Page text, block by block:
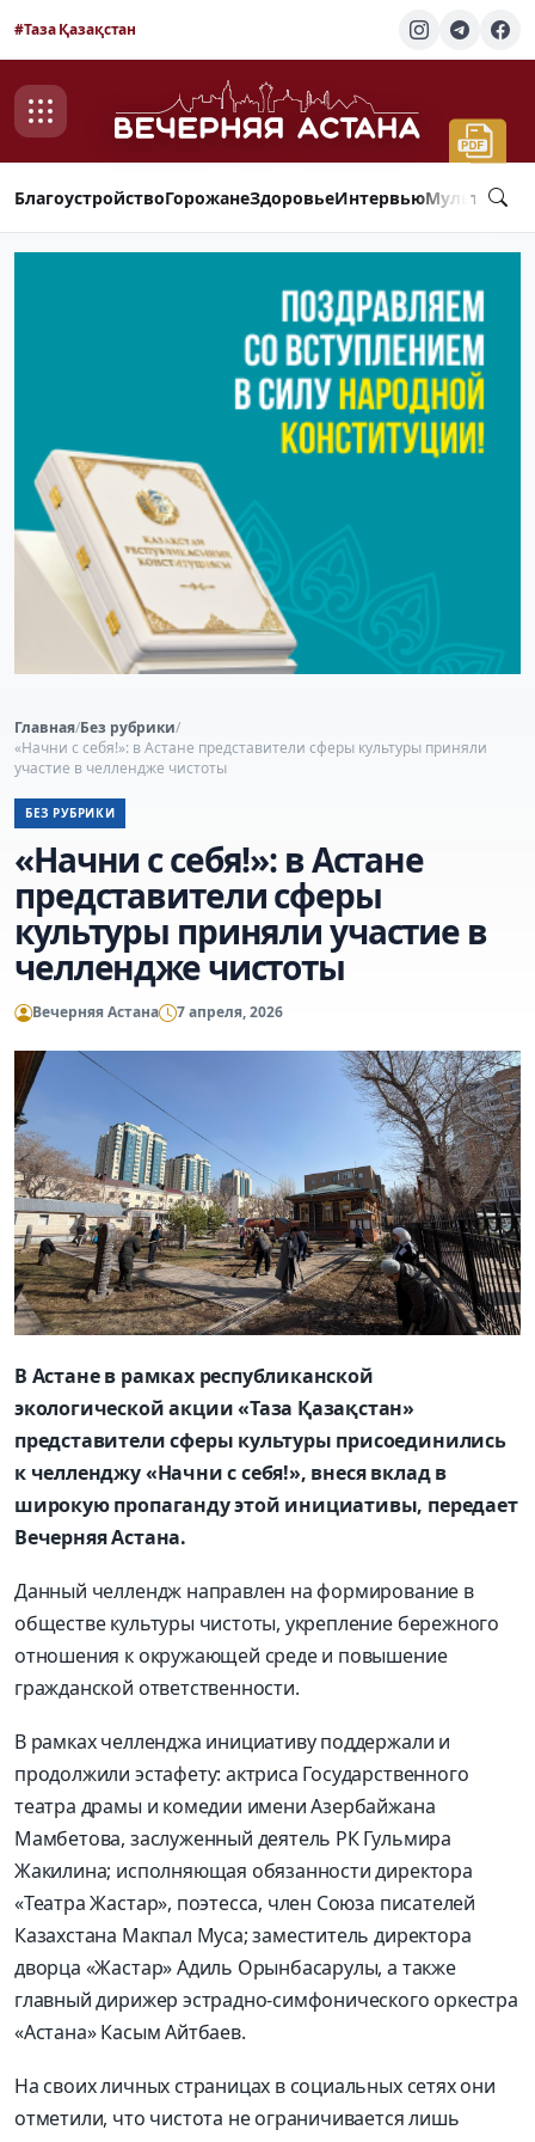
#Таза Қазақстан
БлагоустройствоГорожанеЗдоровьеИнтервью
Главная/Без рубрики/
«Начни с себя!»: в Астане представители сферы культуры приняли
участие в челлендже чистоты
БЕЗ РУБРИКИ
«Начни с себя!»: в Астане
представители сферы
культуры приняли участие в
челлендже чистоты
Вечерняя Астана 7 апреля, 2026
В Астане в рамках республиканской
экологической акции «Таза Қазақстан»
представители сферы культуры присоединились
к челленджу «Начни с себя!», внеся вклад в
широкую пропаганду этой инициативы, передает
Вечерняя Астана.
Данный челлендж направлен на формирование в
обществе культуры чистоты, укрепление бережного
отношения к окружающей среде и повышение
гражданской ответственности.
В рамках челленджа инициативу поддержали и
продолжили эстафету: актриса Государственного
театра драмы и комедии имени Азербайжана
Мамбетова, заслуженный деятель РК Гульмира
Жакилина; исполняющая обязанности директора
«Театра Жастар», поэтесса, член Союза писателей
Казахстана Макпал Муса; заместитель директора
дворца «Жастар» Адиль Орынбасарулы, а также
главный дирижер эстрадно-симфонического оркестра
«Астана» Касым Айтбаев.
На своих личных страницах в социальных сетях они
отметили, что чистота не ограничивается лишь